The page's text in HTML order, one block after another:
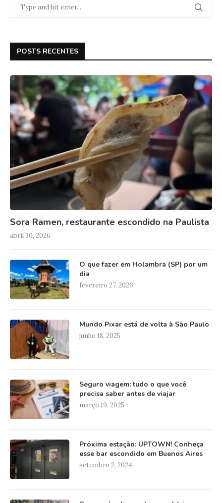
POSTS RECENTES
Sora Ramen, restaurante escondido na Paulista
abril 30, 2026
O que fazer em Holambra (SP) por um
dia
fevereiro 27, 2026
Mundo Pixar está de volta à São Paulo
junho 18, 2025
Seguro viagem: tudo o que você
precisa saber antes de viajar
março 19, 2025
Próxima estação: UPTOWN! Conheça
esse bar escondido em Buenos Aires
setembro 2, 2024